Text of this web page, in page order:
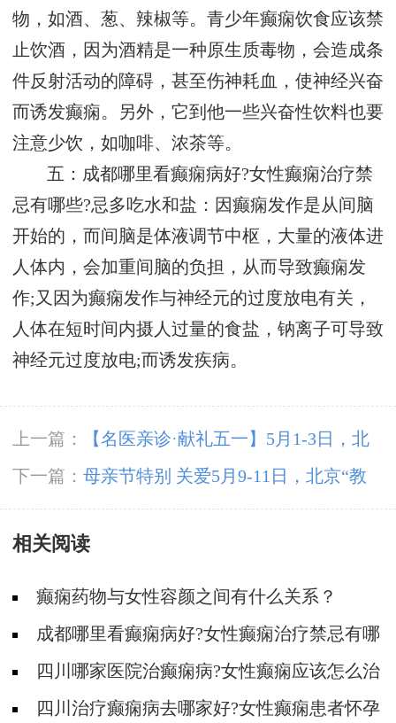
物，如酒、葱、辣椒等。青少年癫痫饮食应该禁
止饮酒，因为酒精是一种原生质毒物，会造成条
件反射活动的障碍，甚至伤神耗血，使神经兴奋
而诱发癫痫。另外，它到他一些兴奋性饮料也要
注意少饮，如咖啡、浓茶等。
五：成都哪里看癫痫病好?女性癫痫治疗禁
忌有哪些?忌多吃水和盐：因癫痫发作是从间脑
开始的，而间脑是体液调节中枢，大量的液体进
人体内，会加重间脑的负担，从而导致癫痫发
作;又因为癫痫发作与神经元的过度放电有关，
人体在短时间内摄人过量的食盐，钠离子可导致
神经元过度放电;而诱发疾病。
上一篇：
【名医亲诊·献礼五一】5月1-3日，北
京三甲名医空降成都，为癫痫患者带来新希望
下一篇： 母亲节特别 关爱5月9-11日，北京“教
授级”癫痫名医亲临神康，多学科会诊助力患者
重获健康
相关阅读
癫痫药物与女性容颜之间有什么关系？
成都哪里看癫痫病好?女性癫痫治疗禁忌有哪
些? 四川哪家医院治癫痫病?女性癫痫应该怎么治
疗? 四川治疗癫痫病去哪家好?女性癫痫患者怀孕